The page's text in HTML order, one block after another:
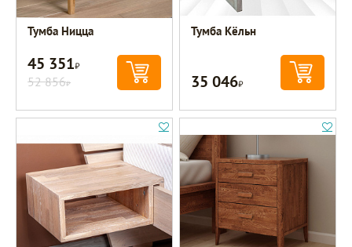
Тумба Ницца
45 351Р
52 856Р
Тумба Кёльн
35 046Р